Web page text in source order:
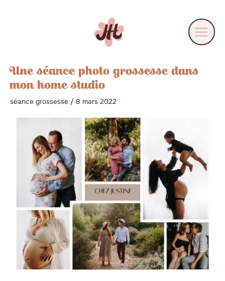
Une séance photo grossesse dans
mon home studio
séance grossesse / 8 mars 2022